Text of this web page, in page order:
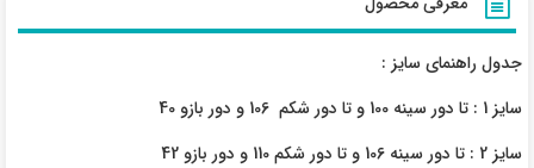
جدول راهنمای سایز :
سایز 1 : تا دور سینه 100 و تا دور شکم 106 و دور بازو 40
سایز 2 : تا دور سینه 106 و تا دور شکم 110 و دور بازو 42